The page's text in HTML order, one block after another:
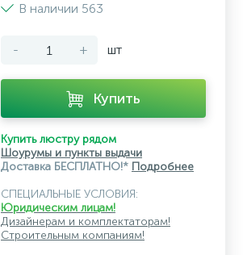
В наличии 563
- + шт
Купить
Купить люстру рядом
Шоурумы и пункты выдачи
Доставка БЕСПЛАТНО!* Подробнее
СПЕЦИАЛЬНЫЕ УСЛОВИЯ:
Юридическим лицам!
Дизайнерам и комплектаторам!
Строительным компаниям!